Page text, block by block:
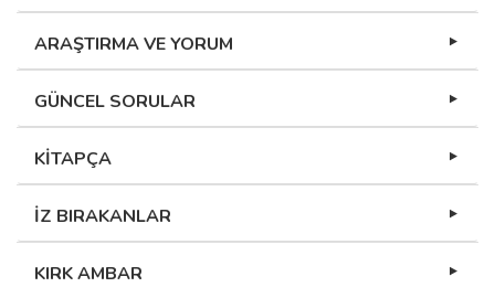
ARAŞTIRMA VE YORUM
GÜNCEL SORULAR
KİTAPÇA
İZ BIRAKANLAR
KIRK AMBAR